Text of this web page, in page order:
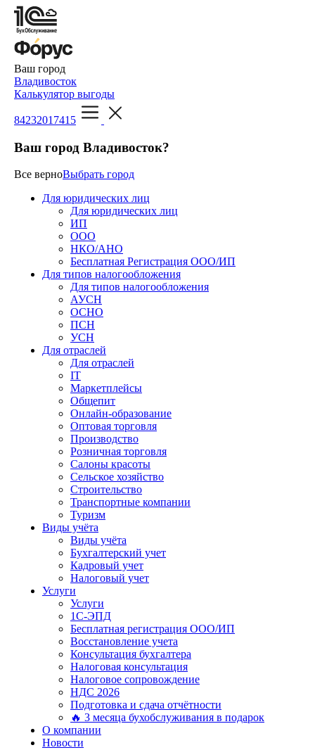
Ваш город
Владивосток
Калькулятор выгоды
84232017415
Ваш город Владивосток?
Все верноВыбрать город
Для юридических лиц
Для юридических лиц
ИП
ООО
НКО/АНО
Бесплатная Регистрация ООО/ИП
Для типов налогообложения
Для типов налогообложения
АУСН
ОСНО
ПСН
УСН
Для отраслей
Для отраслей
IT
Маркетплейсы
Общепит
Онлайн-образование
Оптовая торговля
Производство
Розничная торговля
Салоны красоты
Сельское хозяйство
Строительство
Транспортные компании
Туризм
Виды учёта
Виды учёта
Бухгалтерский учет
Кадровый учет
Налоговый учет
Услуги
Услуги
1С-ЭПД
Бесплатная регистрация ООО/ИП
Восстановление учета
Консультация бухгалтера
Налоговая консультация
Налоговое сопровождение
НДС 2026
Подготовка и сдача отчётности
🔥 3 месяца бухобслуживания в подарок
О компании
Новости